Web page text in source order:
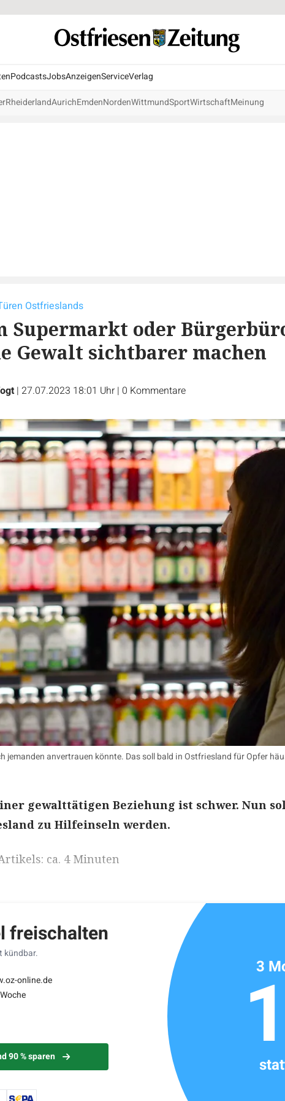
PodcastsJobsAnzeigenServiceVerlag
RheiderlandAurichEmdenNordenWittmundSportWirtschaftMeinung
Ostfrieslands
Supermarkt oder
Gewalt sichtbarer machen
| 27.07.2023 18:01 Uhr | 0 Kommentare
jemanden anvertrauen könnte. Das soll bald in Ostfriesland für Opfer
gewalttätigen Beziehung ist schwer. Nun
zu Hilfeinseln werden.
ca. 4 Minuten
freischalten
kündbar.
online.de
90 % sparen
3